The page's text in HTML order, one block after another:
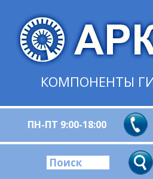
КОМПОНЕНТЫ
ПН-ПТ 9:00-18:00